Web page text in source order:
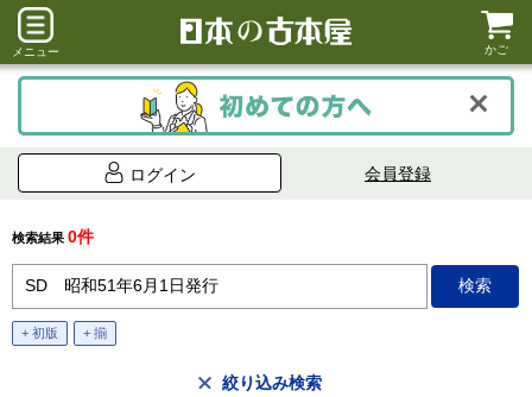
メニュー かご
ログイン 会員登録
検索結果 0件
+ 初版 + 揃
絞り込み検索